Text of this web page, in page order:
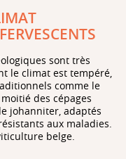
sont très
le climat est tempéré,
comme le
des cépages
johanniter, adaptés
aux maladies.
belge.